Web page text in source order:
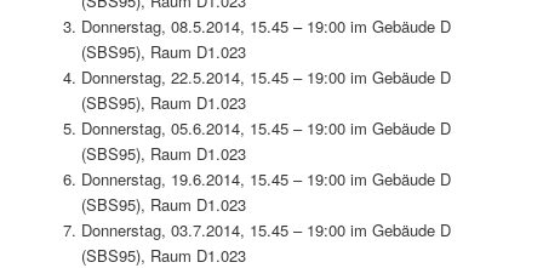
Donnerstag, 08.5.2014, 15.45 – 19:00 im Gebäude D
(SBS95), Raum D1.023
Donnerstag, 22.5.2014, 15.45 – 19:00 im Gebäude D
(SBS95), Raum D1.023
Donnerstag, 05.6.2014, 15.45 – 19:00 im Gebäude D
(SBS95), Raum D1.023
Donnerstag, 19.6.2014, 15.45 – 19:00 im Gebäude D
(SBS95), Raum D1.023
Donnerstag, 03.7.2014, 15.45 – 19:00 im Gebäude D
(SBS95), Raum D1.023